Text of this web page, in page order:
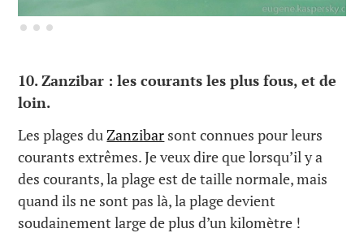
10.Zanzibar : les courants les plus fous, et de
loin.
Les plages duZanzibar sont connues pour leurs
courants extrêmes. Je veux dire que lorsqu’il y a
des courants, la plage est de taille normale, mais
quand ils ne sont pas là, la plage devient
soudainement large de plus d’un kilomètre !